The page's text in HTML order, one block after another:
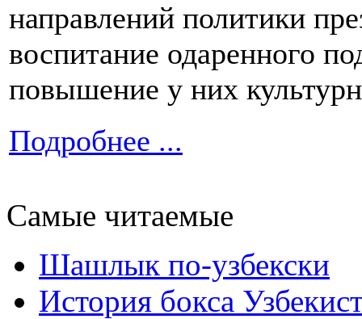
направлений политики
воспитание одаренного
повышение у них
Подробнее ...
Самые читаемые
Шашлык по-узбекски
История бокса